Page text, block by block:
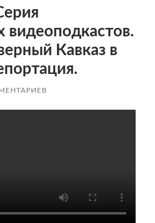
видеоподкастов.
Кавказ в